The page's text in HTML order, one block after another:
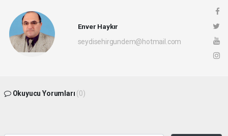
Enver Haykır
seydisehirgundem@hotmail.com
Okuyucu Yorumları (0)